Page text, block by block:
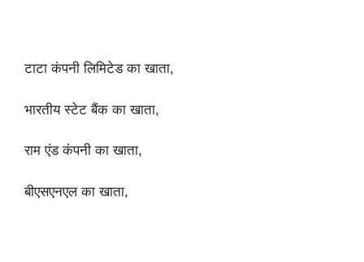
टाटा कंपनी लिमिटेड का खाता,
भारतीय स्टेट बैंक का खाता,
राम एंड कंपनी का खाता,
बीएसएनएल का खाता,